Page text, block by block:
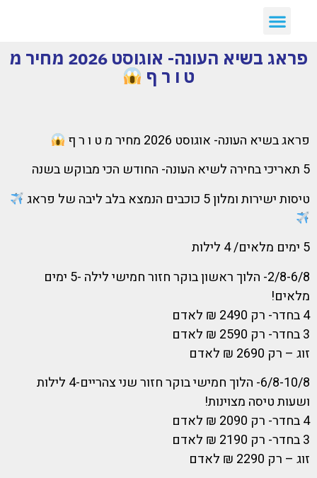
פראג בשיא העונה- אוגוסט 2026 מחיר מ
ט ו ר ף
פראג בשיא העונה- אוגוסט 2026 מחיר מ ט ו ר ף
5 תאריכי בחירה לשיא העונה- החודש הכי מבוקש בשנה
טיסות ישירות ומלון 5 כוכבים הנמצא בלב ליבה של פראג
5 ימים מלאים/ 4 לילות
2/8-6/8- הלוך ראשון בוקר חזור חמישי לילה -5 ימים
מלאים!
4 בחדר- רק 2490 ₪ לאדם
3 בחדר- רק 2590 ₪ לאדם
זוג – רק 2690 ₪ לאדם
6/8-10/8- הלוך חמישי בוקר חזור שני צהריים-4 לילות
ושעות טיסה מצוינות!
4 בחדר- רק 2090 ₪ לאדם
3 בחדר- רק 2190 ₪ לאדם
זוג – רק 2290 ₪ לאדם